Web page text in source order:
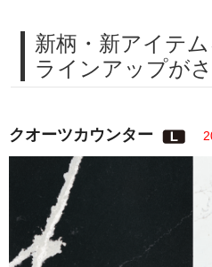
新柄・新アイテム
ラインアップがさ
クオーツカウンター